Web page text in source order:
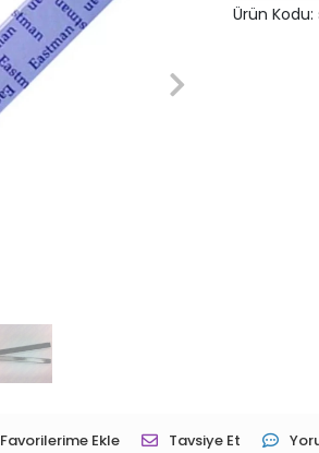
Ürün Kodu:
Favorilerime Ekle Tavsiye Et